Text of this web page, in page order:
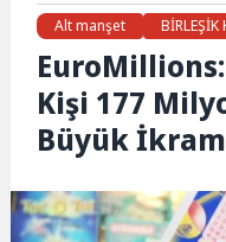
Alt manşet
BİRLEŞİK
Kişi 177
Büyük